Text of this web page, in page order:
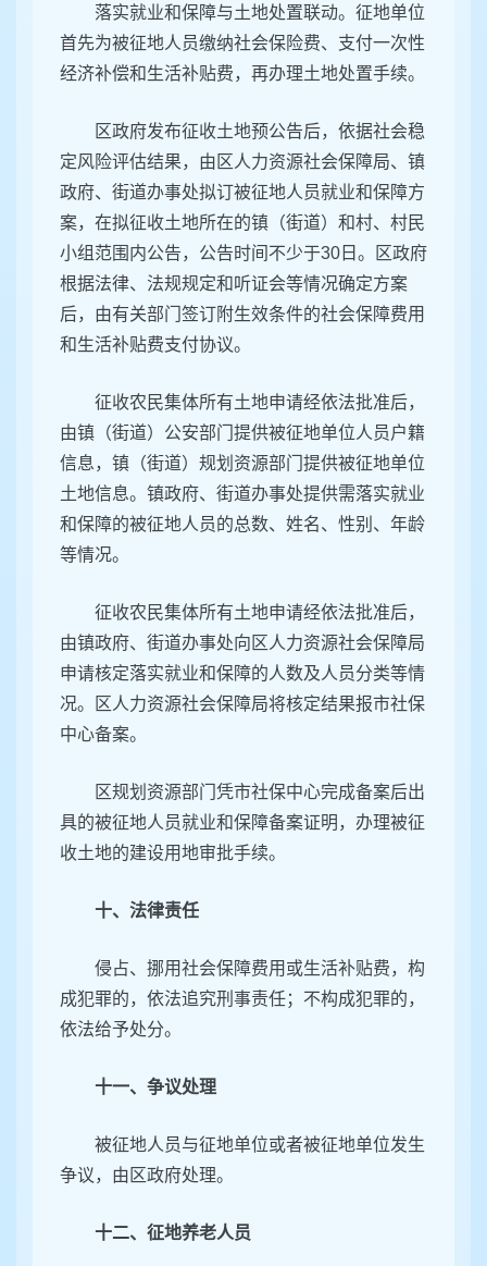
落实就业和保障与土地处置联动。征地单位
首先为被征地人员缴纳社会保险费、支付一次性
经济补偿和生活补贴费，再办理土地处置手续。
区政府发布征收土地预公告后，依据社会稳
定风险评估结果，由区人力资源社会保障局、镇
政府、街道办事处拟订被征地人员就业和保障方
案，在拟征收土地所在的镇（街道）和村、村民
小组范围内公告，公告时间不少于30日。区政府
根据法律、法规规定和听证会等情况确定方案
后，由有关部门签订附生效条件的社会保障费用
和生活补贴费支付协议。
征收农民集体所有土地申请经依法批准后，
由镇（街道）公安部门提供被征地单位人员户籍
信息，镇（街道）规划资源部门提供被征地单位
土地信息。镇政府、街道办事处提供需落实就业
和保障的被征地人员的总数、姓名、性别、年龄
等情况。
征收农民集体所有土地申请经依法批准后，
由镇政府、街道办事处向区人力资源社会保障局
申请核定落实就业和保障的人数及人员分类等情
况。区人力资源社会保障局将核定结果报市社保
中心备案。
区规划资源部门凭市社保中心完成备案后出
具的被征地人员就业和保障备案证明，办理被征
收土地的建设用地审批手续。
十、法律责任
侵占、挪用社会保障费用或生活补贴费，构
成犯罪的，依法追究刑事责任；不构成犯罪的，
依法给予处分。
十一、争议处理
被征地人员与征地单位或者被征地单位发生
争议，由区政府处理。
十二、征地养老人员